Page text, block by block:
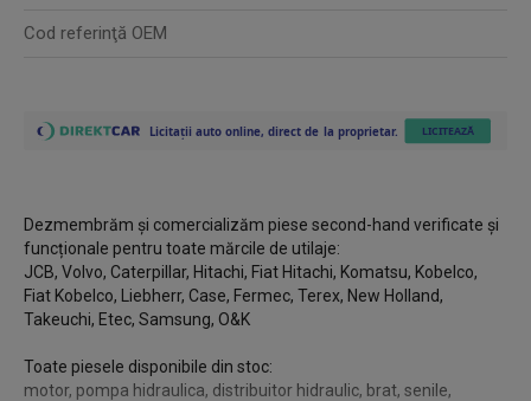
Cod referinţă OEM
Dezmembrăm și comercializăm piese second-hand verificate și
funcționale pentru toate mărcile de utilaje:
JCB, Volvo, Caterpillar, Hitachi, Fiat Hitachi, Komatsu, Kobelco,
Fiat Kobelco, Liebherr, Case, Fermec, Terex, New Holland,
Takeuchi, Etec, Samsung, O&K
Toate piesele disponibile din stoc:
motor, pompa hidraulica, distribuitor hidraulic, brat, senile,